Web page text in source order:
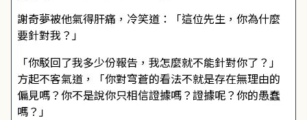
謝奇夢被他氣得肝痛，冷笑道：「這位先生，你為什麼
要針對我？」
「你駁回了我多少份報告，我怎麼就不能針對你了？」
方起不客氣道，「你對穹蒼的看法不就是存在無理由的
偏見嗎？你不是說你只相信證據嗎？證據呢？你的愚蠢
嗎？」